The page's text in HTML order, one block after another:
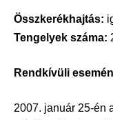
Összkerékhajtás:
Tengelyek száma:
Rendkívüli
2007. január 25-én